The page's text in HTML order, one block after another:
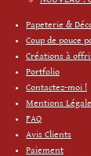
Papeterie &
Coup de pouce
Créations à
Portfolio
Contactez-moi !
Mentions
FAQ
Avis Clients
Paiement